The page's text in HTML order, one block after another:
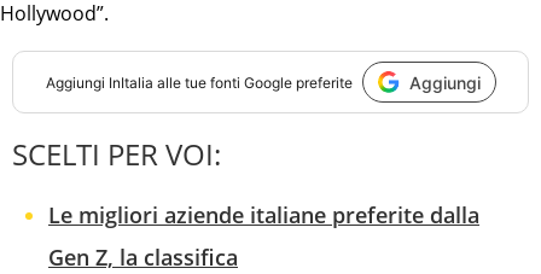
Hollywood”.
Aggiungi InItalia alle tue fonti Google preferite Aggiungi
SCELTI PER VOI:
Le migliori aziende italiane preferite dalla
Gen Z, la classifica